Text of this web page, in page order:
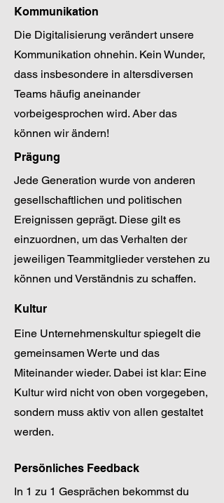
Kommunikation
Die Digitalisierung verändert unsere
Kommunikation ohnehin. Kein Wunder,
dass insbesondere in altersdiversen
Teams häufig aneinander
vorbeigesprochen wird. Aber das
können wir ändern!
Prägung
Jede Generation wurde von anderen
gesellschaftlichen und politischen
Ereignissen geprägt. Diese gilt es
einzuordnen, um das Verhalten der
jeweiligen Teammitglieder verstehen zu
können und Verständnis zu schaffen.
Kultur
Eine Unternehmenskultur spiegelt die
gemeinsamen Werte und das
Miteinander wieder. Dabei ist klar: Eine
Kultur wird nicht von oben vorgegeben,
sondern muss aktiv von allen gestaltet
werden.
Persönliches Feedback
In 1 zu 1 Gesprächen bekommst du